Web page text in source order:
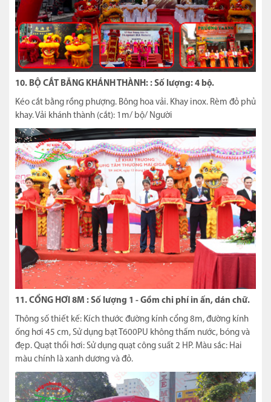
10. BỘ CẮT BĂNG KHÁNH THÀNH: : Số lượng: 4 bộ.
Kéo cắt bằng rồng phượng. Bông hoa vải. Khay inox. Rèm đỏ phủ
khay. Vải khánh thành (cắt): 1m/ bộ/ Người
11. CỔNG HƠI 8M : Số lượng 1 - Gồm chi phí in ấn, dán chữ.
Thông số thiết kế: Kích thước đường kính cổng 8m, đường kính
ống hơi 45 cm, Sử dụng bạt T600PU không thấm nước, bóng và
đẹp. Quạt thổi hơi: Sử dụng quạt công suất 2 HP. Màu sắc: Hai
màu chính là xanh dương và đỏ.